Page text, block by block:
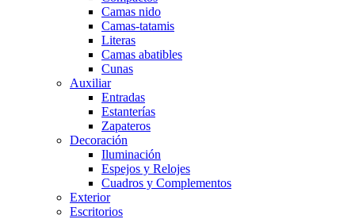
Camas nido
Camas-tatamis
Literas
Camas abatibles
Cunas
Auxiliar
Entradas
Estanterías
Zapateros
Decoración
Iluminación
Espejos y Relojes
Cuadros y Complementos
Exterior
Escritorios